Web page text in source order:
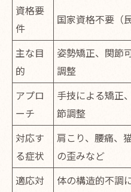
資格要
件
国家資格不要（
主な目
的
姿勢矯正、関節
調整
アプロ
ーチ
手技による矯正
節調整
対応す
る症状
肩こり、腰痛、
の歪みなど
適応対
体の構造的不調